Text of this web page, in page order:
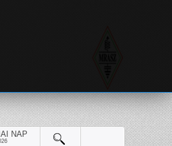
NAP